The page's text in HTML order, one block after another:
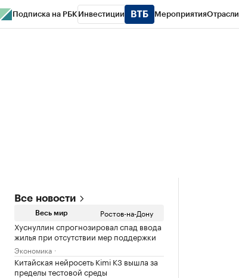
Подписка на РБК Инвестиции МероприятияОтрасли
Все новости
Весь мир Ростов-на-Дону
Хуснуллин спрогнозировал спад ввода
жилья при отсутствии мер поддержки
Экономика
Китайская нейросеть Kimi K3 вышла за
пределы тестовой среды